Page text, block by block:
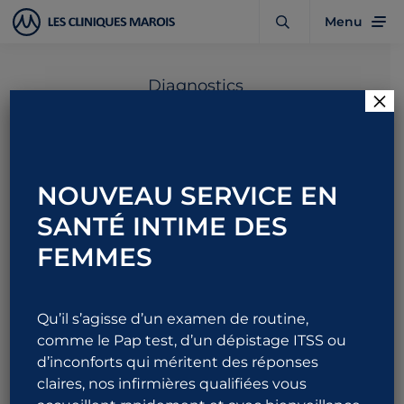
Menu
Diagnostics
NOUVEAU SERVICE EN
SANTÉ INTIME DES
FEMMES
Qu’il s’agisse d’un examen de routine,
comme le Pap test, d’un dépistage ITSS ou
d’inconforts qui méritent des réponses
claires, nos infirmières qualifiées vous
×